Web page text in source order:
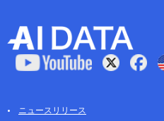
ニュースリリース